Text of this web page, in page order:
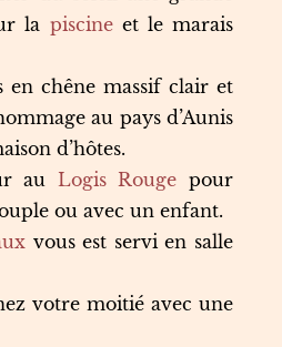
la piscineet le marais
en chêne massif clair et
au pays d’Aunis
d’hôtes.
au Logis Rouge pour
ou avec un enfant.
vous est servi en salle
votre moitié avec une